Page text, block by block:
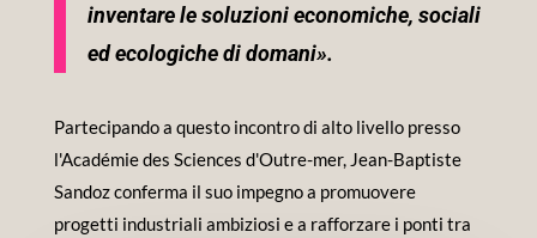
inventare le soluzioni economiche, sociali
ed ecologiche di domani».
Partecipando a questo incontro di alto livello presso
l'Académie des Sciences d'Outre-mer, Jean-Baptiste
Sandoz conferma il suo impegno a promuovere
progetti industriali ambiziosi e a rafforzare i ponti tra